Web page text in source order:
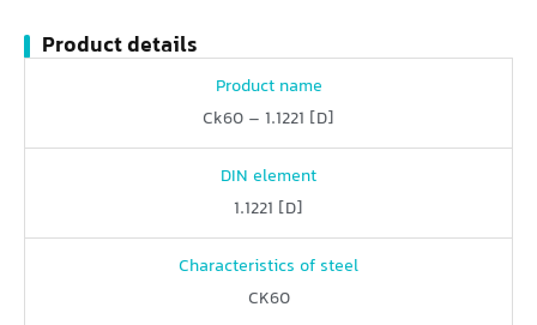
Product details
Product name
Ck60 – 1.1221 [D]
DIN element
1.1221 [D]
Characteristics of steel
CK60